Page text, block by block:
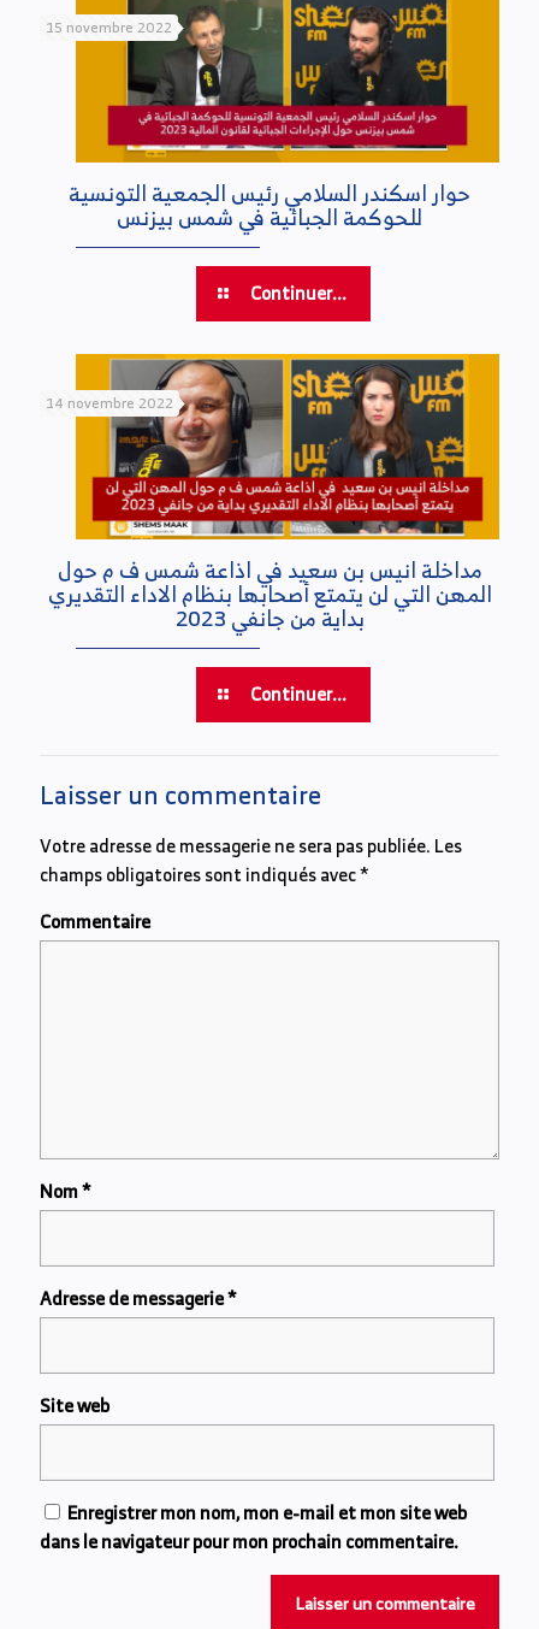
15 novembre 2022
حوار اسكندر السلامي رئيس الجمعية التونسية
للحوكمة الجبائية في شمس بيزنس
Continuer...
14 novembre 2022
مداخلة انيس بن سعيد في اذاعة شمس ف م حول
المهن التي لن يتمتع أصحابها بنظام الاداء التقديري
بداية من جانفي 2023
Continuer...
Laisser un commentaire
Votre adresse de messagerie ne sera pas publiée.Les
champs obligatoires sont indiqués avec*
Commentaire
Nom*
Adresse de messagerie*
Site web
Enregistrer mon nom, mon e-mail et mon site web
dans le navigateur pour mon prochain commentaire.